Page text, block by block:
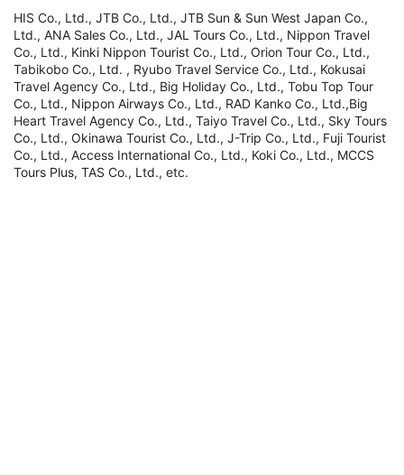
HIS Co., Ltd., JTB Co., Ltd., JTB Sun & Sun West Japan Co.,
Ltd., ANA Sales Co., Ltd., JAL Tours Co., Ltd., Nippon Travel
Co., Ltd., Kinki Nippon Tourist Co., Ltd., Orion Tour Co., Ltd.,
Tabikobo Co., Ltd. , Ryubo Travel Service Co., Ltd., Kokusai
Travel Agency Co., Ltd., Big Holiday Co., Ltd., Tobu Top Tour
Co., Ltd., Nippon Airways Co., Ltd., RAD Kanko Co., Ltd.,Big
Heart Travel Agency Co., Ltd., Taiyo Travel Co., Ltd., Sky Tours
Co., Ltd., Okinawa Tourist Co., Ltd., J-Trip Co., Ltd., Fuji Tourist
Co., Ltd., Access International Co., Ltd., Koki Co., Ltd., MCCS
Tours Plus, TAS Co., Ltd., etc.